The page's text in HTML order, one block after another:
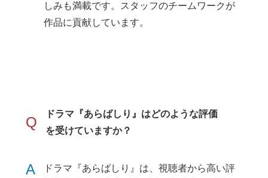
しみも満載です。スタッフのチームワークが
作品に貢献しています。
Q
ドラマ『あらばしり』はどのような評価
を受けていますか？
A
ドラマ『あらばしり』は、視聴者から高い評